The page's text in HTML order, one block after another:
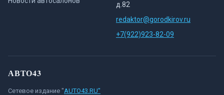
д.82
redaktor@gorodkirov.ru
+7(922)923-82-09
АВТО43
Сетевое издание "AUTO43.RU"